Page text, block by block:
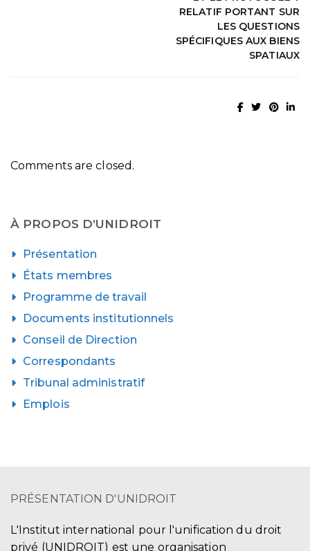
RELATIF PORTANT SUR
LES QUESTIONS
SPÉCIFIQUES AUX BIENS
SPATIAUX
Comments are closed.
À PROPOS D’UNIDROIT
Présentation
États membres
Programme de travail
Documents institutionnels
Conseil de Direction
Correspondants
Tribunal administratif
Emplois
PRÉSENTATION D'UNIDROIT
L'Institut international pour l'unification du droit
privé (UNIDROIT) est une organisation